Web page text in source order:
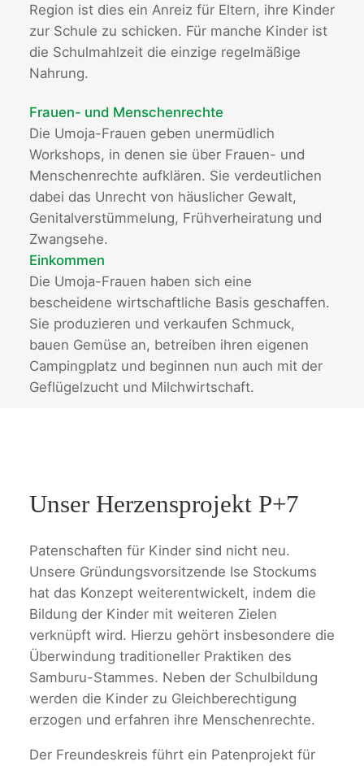
Region ist dies ein Anreiz für Eltern, ihre Kinder
zur Schule zu schicken. Für manche Kinder ist
die Schulmahlzeit die einzige regelmäßige
Nahrung.
Frauen- und Menschenrechte
Die Umoja-Frauen geben unermüdlich
Workshops, in denen sie über Frauen- und
Menschenrechte aufklären. Sie verdeutlichen
dabei das Unrecht von häuslicher Gewalt,
Genitalverstümmelung, Frühverheiratung und
Zwangsehe.
Einkommen
Die Umoja-Frauen haben sich eine
bescheidene wirtschaftliche Basis geschaffen.
Sie produzieren und verkaufen Schmuck,
bauen Gemüse an, betreiben ihren eigenen
Campingplatz und beginnen nun auch mit der
Geflügelzucht und Milchwirtschaft.
Unser Herzensprojekt P+7
Patenschaften für Kinder sind nicht neu.
Unsere Gründungsvorsitzende Ise Stockums
hat das Konzept weiterentwickelt, indem die
Bildung der Kinder mit weiteren Zielen
verknüpft wird. Hierzu gehört insbesondere die
Überwindung traditioneller Praktiken des
Samburu-Stammes. Neben der Schulbildung
werden die Kinder zu Gleichberechtigung
erzogen und erfahren ihre Menschenrechte.
Der Freundeskreis führt ein Patenprojekt für